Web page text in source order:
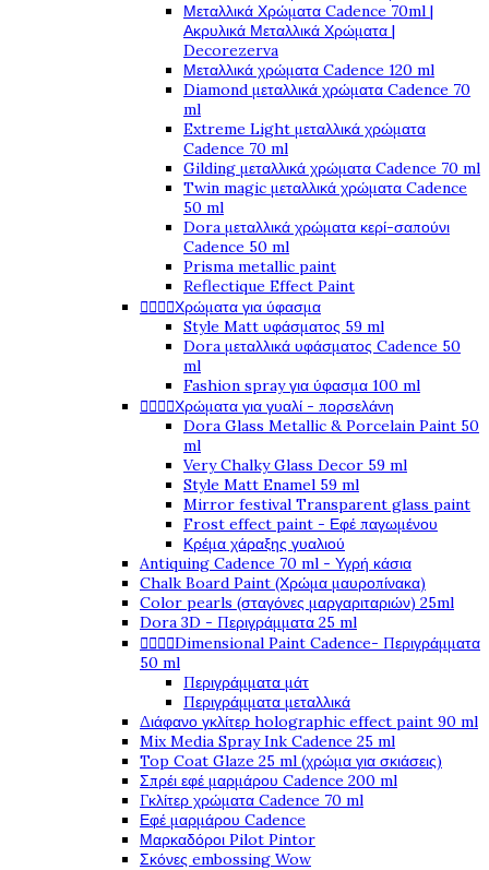
Μεταλλικά Χρώματα Cadence 70ml |
Ακρυλικά Μεταλλικά Χρώματα |
Decorezerva
Μεταλλικά χρώματα Cadence 120 ml
Diamond μεταλλικά χρώματα Cadence 70
ml
Extreme Light μεταλλικά χρώματα
Cadence 70 ml
Gilding μεταλλικά χρώματα Cadence 70 ml
Twin magic μεταλλικά χρώματα Cadence
50 ml
Dora μεταλλικά χρώματα κερί-σαπούνι
Cadence 50 ml
Prisma metallic paint
Reflectique Effect Paint
   Χρώματα για ύφασμα
Style Matt υφάσματος 59 ml
Dora μεταλλικά υφάσματος Cadence 50
ml
Fashion spray για ύφασμα 100 ml
   Χρώματα για γυαλί - πορσελάνη
Dora Glass Metallic & Porcelain Paint 50
ml
Very Chalky Glass Decor 59 ml
Style Matt Enamel 59 ml
Mirror festival Transparent glass paint
Frost effect paint - Εφέ παγωμένου
Κρέμα χάραξης γυαλιού
Antiquing Cadence 70 ml - Υγρή κάσια
Chalk Board Paint (Χρώμα μαυροπίνακα)
Color pearls (σταγόνες μαργαριταριών) 25ml
Dora 3D - Περιγράμματα 25 ml
   Dimensional Paint Cadence- Περιγράμματα
50 ml
Περιγράμματα μάτ
Περιγράμματα μεταλλικά
Διάφανο γκλίτερ holographic effect paint 90 ml
Mix Media Spray Ink Cadence 25 ml
Top Coat Glaze 25 ml (χρώμα για σκιάσεις)
Σπρέι εφέ μαρμάρου Cadence 200 ml
Γκλίτερ χρώματα Cadence 70 ml
Εφέ μαρμάρου Cadence
Μαρκαδόροι Pilot Pintor
Σκόνες embossing Wow